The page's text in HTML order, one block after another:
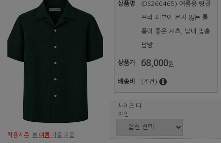
착용시즌: 봄 여름 가을 겨울
상품명 (DS260465) 여름용 링클
프리 피부에 붙지 않는 통
풍이 좋은 셔츠, 남녀 맞춤
남방
상품가 68,000원
배송비 (조건)
사이즈 디
자인